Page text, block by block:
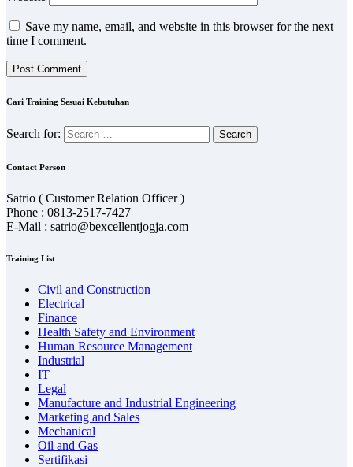
Save my name, email, and website in this browser for the next
time I comment.
Cari Training Sesuai Kebutuhan
Search for:
Contact Person
Satrio ( Customer Relation Officer )
Phone : 0813-2517-7427
E-Mail : satrio@bexcellentjogja.com
Training List
Civil and Construction
Electrical
Finance
Health Safety and Environment
Human Resource Management
Industrial
IT
Legal
Manufacture and Industrial Engineering
Marketing and Sales
Mechanical
Oil and Gas
Sertifikasi